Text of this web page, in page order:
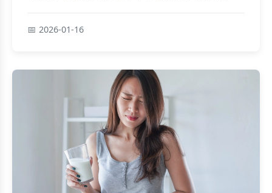
2026-01-16